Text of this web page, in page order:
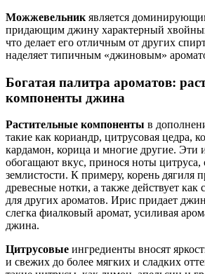
Можжевельник является
придающим джину характерный
что делает его отличным от других
наделяет типичным «джиновым»
Богатая палитра ароматов:
компоненты джина
Растительные компоненты в
такие как кориандр, цитрусовая цедра,
кардамон, корица и многие другие. Эти
обогащают вкус, принося ноты цитруса,
землистости. К примеру, корень дягиля
древесные нотки, а также действует как
для других ароматов. Ирис придает
слегка фиалковый аромат, усиливая
джина.
Цитрусовые ингредиенты вносят
и свежих до более мягких и сладких